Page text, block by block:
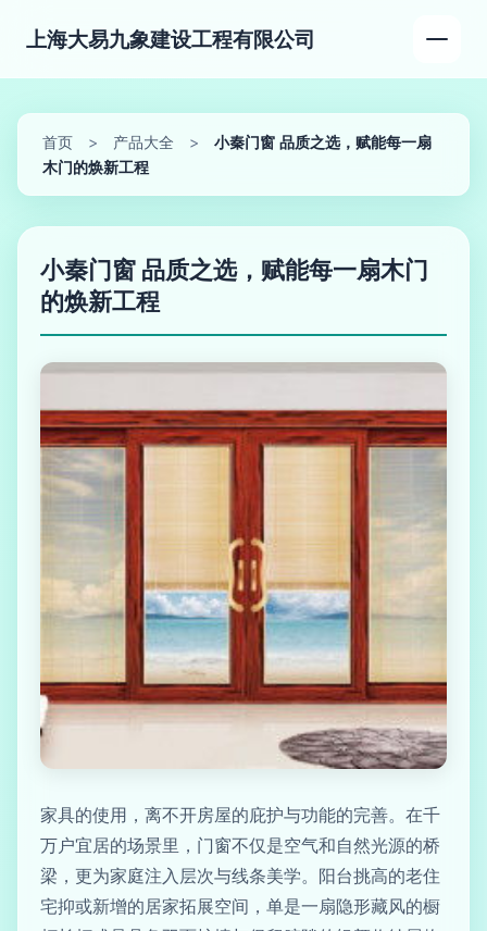
上海大易九象建设工程有限公司
首页 > 产品大全 >
小秦门窗 品质之选，赋能每一扇
木门的焕新工程
小秦门窗 品质之选，赋能每一扇木门
的焕新工程
家具的使用，离不开房屋的庇护与功能的完善。在千
万户宜居的场景里，门窗不仅是空气和自然光源的桥
梁，更为家庭注入层次与线条美学。阳台挑高的老住
宅抑或新增的居家拓展空间，单是一扇隐形藏风的橱